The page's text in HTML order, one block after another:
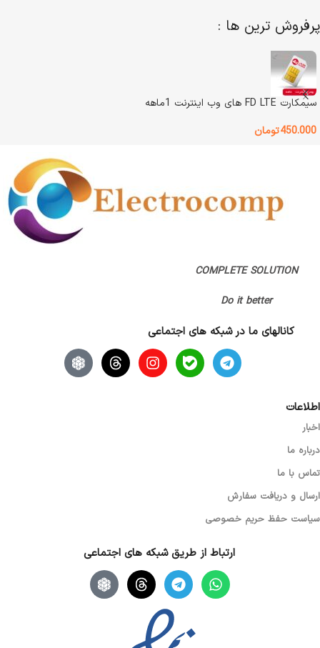
نوع اتصال
3 دستگاه بلوتوث بطور همزمان
نوع طراحی مینی کیبورد
نوع باتری
خاکستری
رنگ
نوع اتصال بلوتوث / دانگل
اصالت کالا
پرفروش ترین ها :
سیمکارت FD LTE های وب اینترنت 1ماهه
450.000تومان
COMPLETE SOLUTION
Do it better
کانالهای ما در شبکه های اجتماعی
اطلاعات
اخبار
درباره ما
تماس با ما
ارسال و دریافت سفارش
سیاست حفظ حریم خصوصی
ارتباط از طریق شبکه های اجتماعی